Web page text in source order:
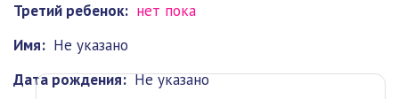
Третий ребенок: нет пока
Имя: Не указано
Дата рождения: Не указано